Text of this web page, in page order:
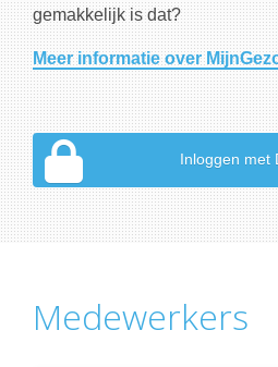
gemakkelijk is dat?
Meer informatie over
Inloggen met
Medewerkers